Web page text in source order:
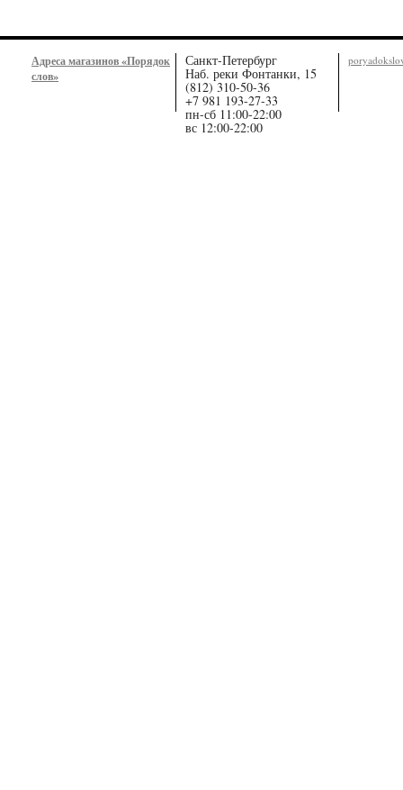
Адреса магазинов «Порядок
слов»
Санкт-Петербург
Наб. реки Фонтанки, 15
(812) 310-50-36
+7 981 193-27-33
пн-сб 11:00-22:00
вс 12:00-22:00